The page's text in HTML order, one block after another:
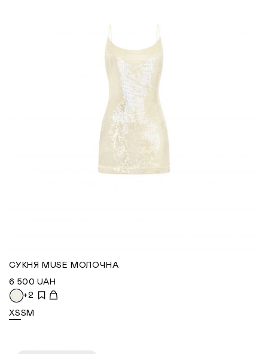
СУКНЯ MUSE МОЛОЧНА
6 500 UAH
+2
XSS M